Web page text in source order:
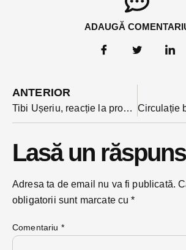
ADAUGĂ
ANTERIOR
Tibi Ușeriu, reacție la propunerea de a primi cetățenia de onoare a Bucureștiului: vreau ca exemplul meu să-i inspire pe cei care doresc să-și depășească limitele, nu să reabiliteze
Lasă un răspuns
Adresa ta de email nu va fi publicată.
obligatorii sunt marcate cu*
Comentariu *